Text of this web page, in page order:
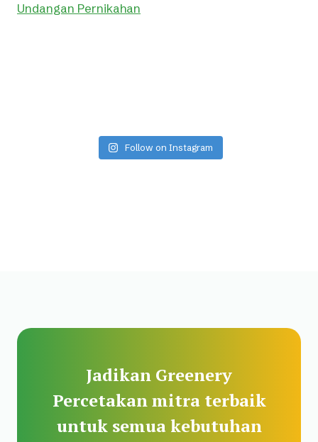
Undangan Pernikahan
Follow on Instagram
Jadikan Greenery
Percetakan mitra terbaik
untuk semua kebutuhan